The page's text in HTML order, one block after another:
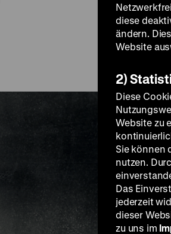
diese
ändern.
Website
2)
Diese
Website zu
Sie können
nutzen.
Das
jederzeit
dieser
zu uns im